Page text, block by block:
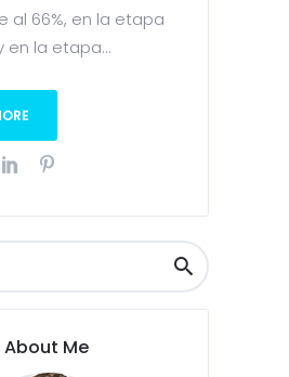
al 66%, en la etapa
en la etapa...
About Me